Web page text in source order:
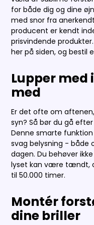
for både dig og dine
med snor fra
producent er kendt
prisvindende
her på siden, og bestil
Lupper med
med
Er det ofte om
syn? Så bør du gå
Denne smarte
svag belysning - både
dagen. Du behøver
lyset kan være tændt,
til 50.000 timer.
Montér
dine briller